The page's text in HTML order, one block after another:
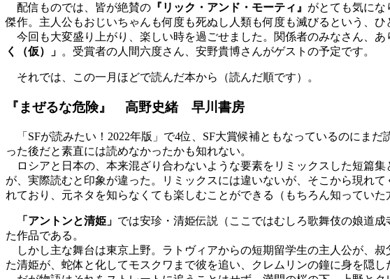
配信ものでは、皆が絶賛の 『リック・アンド・モーティ』 がとても気にな
傑作。主人公もおじいちゃんも何度も死ぬし人類も何度も滅びるという、ひ
今回も大変盛り上がり、楽しい時を過ごせました。関係者のみなさん、あ
く（仮）」 。受賞者の人間六度さん、安野貴博さんがゲストの予定です。
それでは、この一月ほどで読んだ本から（読んだ順です）。
『まぜるな危険』 高野史緒 早川書房
「SFが読みたい！2022年版」で4位、SF大賞候補ともなっているのにま
った後だと素直には読めなかったかも知れない。
ロシアと日本の、本来混ざり合わないような要素をリミックスした短篇
が、実際読むと印象が違った。リミックスには違いないが、そこから現れ
れており、元ネタを知らなくても楽しむことができる（もちろん知っていた
「アントンと清姫」 では安珍・清姫伝説（ここではむしろ歌舞伎の娘道
た作品である。
しかし主な舞台は東京上野。ラトヴィアからの短期留学生の主人公が、
た清姫が、蛇体と化してモスクワまで彼を追い、クレムリンの鐘に身を隠